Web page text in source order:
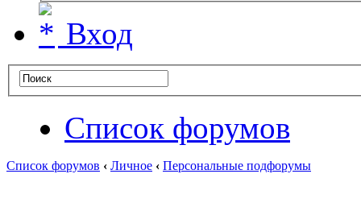
Вход
Список форумов
Список форумов ‹ Личное ‹ Персональные подфорумы